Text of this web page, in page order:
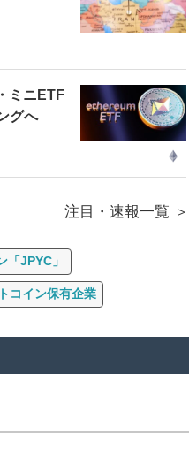
ミニETF
グへ
注目・速報一覧
「JPYC」
コイン保有企業